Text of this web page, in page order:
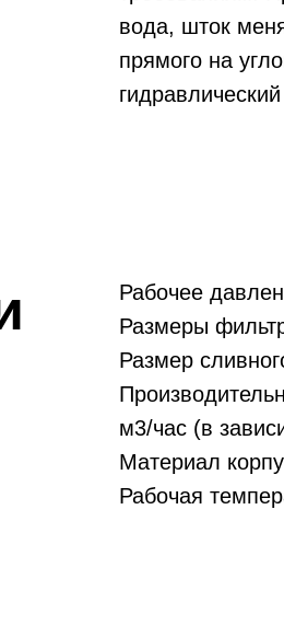
вода, шток
прямого на
Рабочее
Размеры
Размер
м3/час (в
Материал
Рабочая